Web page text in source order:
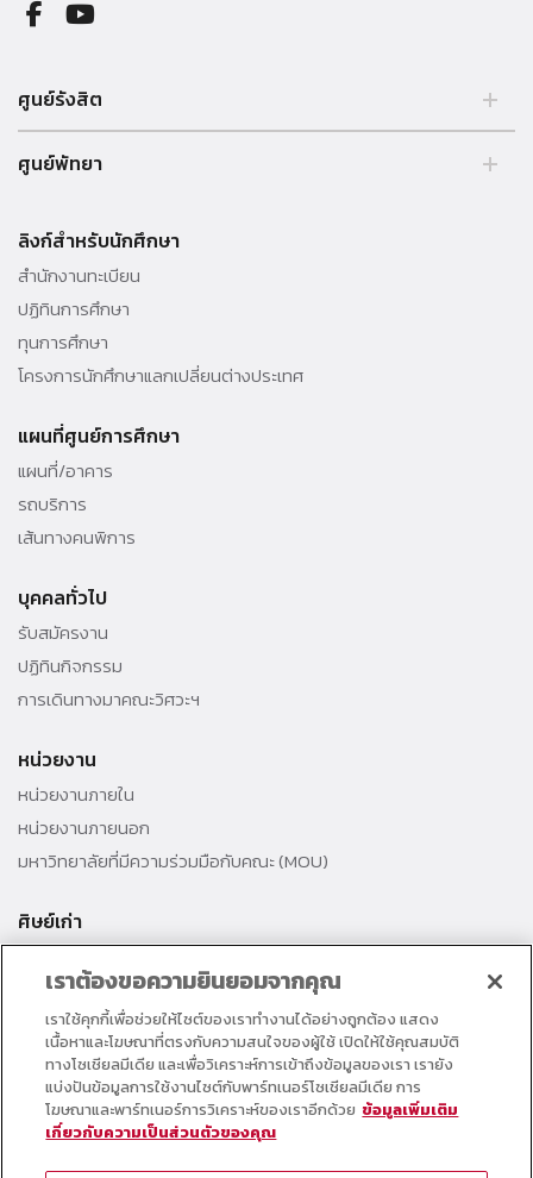
ศูนย์รังสิต
99 หมู่ 18 ถ.พหลโยธิน คลองหลวง รังสิต ปทุมธานี 12121 ประเทศไทย.
Tel. 02 564 3001 -9
ศูนย์พัทยา
010 - 69 ต่อ 3000
ลิงก์สำหรับนักศึกษา
สำนักงานทะเบียน
ปฏิทินการศึกษา
ทุนการศึกษา
โครงการนักศึกษาแลกเปลี่ยนต่างประเทศ
แผนที่ศูนย์การศึกษา
แผนที่/อาคาร
รถบริการ
เส้นทางคนพิการ
บุคคลทั่วไป
รับสมัครงาน
ปฏิทินกิจกรรม
การเดินทางมาคณะวิศวะฯ
หน่วยงาน
หน่วยงานภายใน
หน่วยงานภายนอก
มหาวิทยาลัยที่มีความร่วมมือกับคณะ (MOU)
ศิษย์เก่า
สำนักงานธรรมศาสตร์สัมพันธ์
ศิษย์เก่าดีเด่น
กองทุนวิศวกรแห่งธรรม เพื่อพัฒนาการศึกษา
อาจารย์และบุคลากร
เราต้องขอความยินยอมจากคุณ
เราใช้คุกกี้เพื่อช่วยให้ไซต์ของเราทำงานได้อย่างถูกต้อง แสดง
เนื้อหาและโฆษณาที่ตรงกับความสนใจของผู้ใช้ เปิดให้ใช้คุณสมบัติ
ทางโซเชียลมีเดีย และเพื่อวิเคราะห์การเข้าถึงข้อมูลของเรา เรายัง
แบ่งปันข้อมูลการใช้งานไซต์กับพาร์ทเนอร์โซเชียลมีเดีย การ
โฆษณาและพาร์ทเนอร์การวิเคราะห์ของเราอีกด้วย ข้อมูลเพิ่มเติม
เกี่ยวกับความเป็นส่วนตัวของคุณ